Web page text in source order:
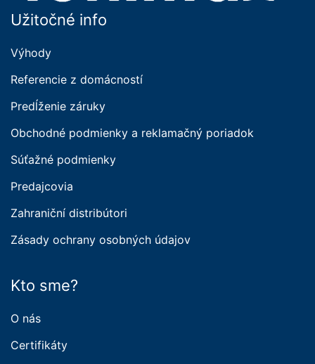
Užitočné info
Výhody
Referencie z domácností
Predĺženie záruky
Obchodné podmienky a reklamačný poriadok
Súťažné podmienky
Predajcovia
Zahraniční distribútori
Zásady ochrany osobných údajov
Kto sme?
O nás
Certifikáty